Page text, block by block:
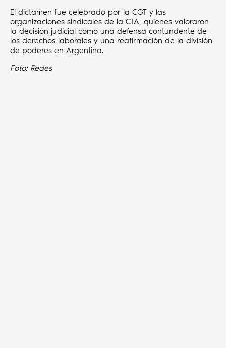
El dictamen fue celebrado por la CGT y las
organizaciones sindicales de la CTA, quienes valoraron
la decisión judicial como una defensa contundente de
los derechos laborales y una reafirmación de la división
de poderes en Argentina.
Foto: Redes